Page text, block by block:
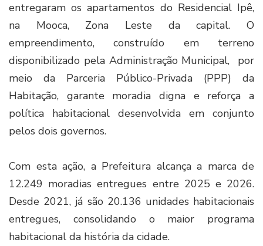
entregaram os apartamentos do Residencial Ipê,
na Mooca, Zona Leste da capital. O
empreendimento, construído em terreno
disponibilizado pela Administração Municipal, por
meio da Parceria Público-Privada (PPP) da
Habitação, garante moradia digna e reforça a
política habitacional desenvolvida em conjunto
pelos dois governos.
Com esta ação, a Prefeitura alcança a marca de
12.249 moradias entregues entre 2025 e 2026.
Desde 2021, já são 20.136 unidades habitacionais
entregues, consolidando o maior programa
habitacional da história da cidade.